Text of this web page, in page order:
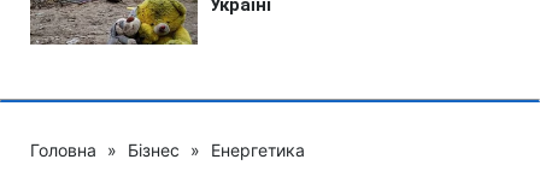
Головна » Бізнес » Енергетика